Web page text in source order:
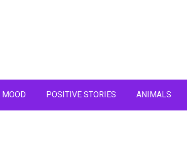
MOOD POSITIVE STORIES ANIMALS